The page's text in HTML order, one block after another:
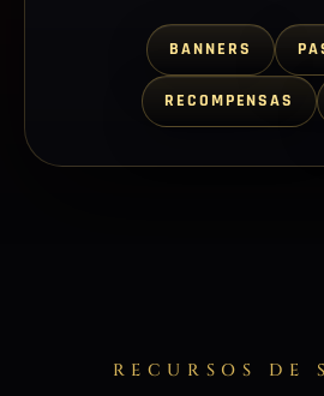
BANNERS
RECOMPENSAS
RECURSOS DE